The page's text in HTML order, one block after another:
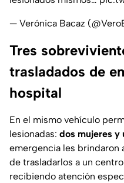
— Verónica Bacaz
Tres
trasladados de
hospital
En el mismo vehículo
lesionadas: dos mujeres y
emergencia les brindaron
de trasladarlos a un
recibiendo atención